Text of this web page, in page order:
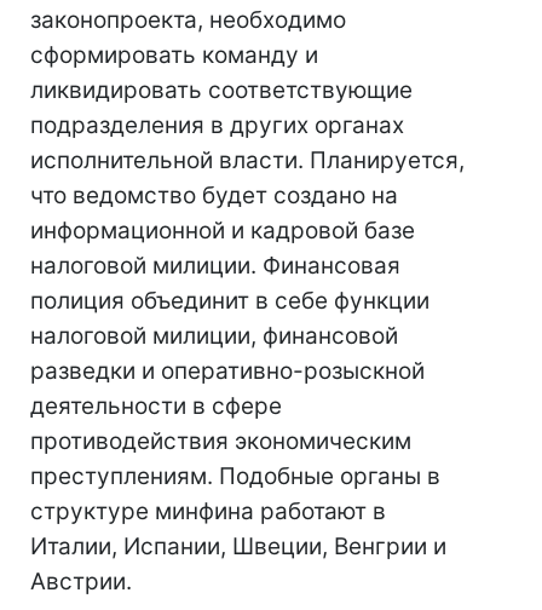
законопроекта, необходимо
сформировать команду и
ликвидировать соответствующие
подразделения в других органах
исполнительной власти. Планируется,
что ведомство будет создано на
информационной и кадровой базе
налоговой милиции. Финансовая
полиция объединит в себе функции
налоговой милиции, финансовой
разведки и оперативно-розыскной
деятельности в сфере
противодействия экономическим
преступлениям. Подобные органы в
структуре минфина работают в
Италии, Испании, Швеции, Венгрии и
Австрии.